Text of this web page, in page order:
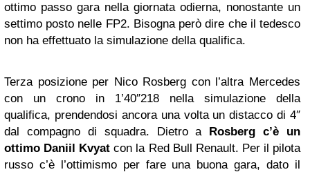
ottimo passo gara nella giornata odierna, nonostante un
settimo posto nelle FP2. Bisogna però dire che il tedesco
non ha effettuato la simulazione della qualifica.
Terza posizione per Nico Rosberg con l’altra Mercedes
con un crono in 1’40″218 nella simulazione della
qualifica, prendendosi ancora una volta un distacco di 4″
dal compagno di squadra. Dietro a Rosberg c’è un
ottimo Daniil Kvyat con la Red Bull Renault. Per il pilota
russo c’è l’ottimismo per fare una buona gara, dato il